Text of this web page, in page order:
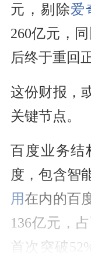
元，剔除爱
260亿元，
后终于重回
这份财报，
关键节点。
百度业务结
度，包含智
用在内的百
136亿元，
首次突破